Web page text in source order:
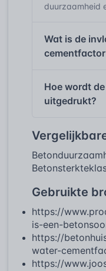
duurzaamheid
Wat is de
Hoe wordt
uitgedrukt?
Gebruikte
https://
is-een-
https://
water-
https://